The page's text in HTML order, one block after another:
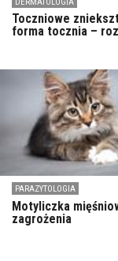
Toczniowe
forma tocznia –
PARAZYTOLOGIA
Motyliczka
zagrożenia